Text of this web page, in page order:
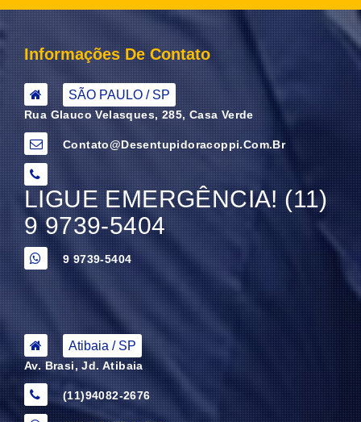
Informações De Contato
SÃO PAULO / SP
Rua Glauco Velasques, 285, Casa Verde
Contato@desentupidoracoppi.com.br
LIGUE EMERGÊNCIA! (11)
9 9739-5404
9 9739-5404
Atibaia / SP
Av. Brasi, Jd. Atibaia
(11)94082-2676